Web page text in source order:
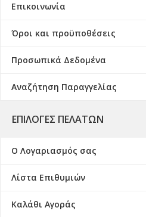
Επικοινωνία
Όροι και προϋποθέσεις
Προσωπικά Δεδομένα
Αναζήτηση Παραγγελίας
ΕΠΙΛΟΓΈΣ ΠΕΛΑΤΏΝ
Ο Λογαριασμός σας
Λίστα Επιθυμιών
Καλάθι Αγοράς